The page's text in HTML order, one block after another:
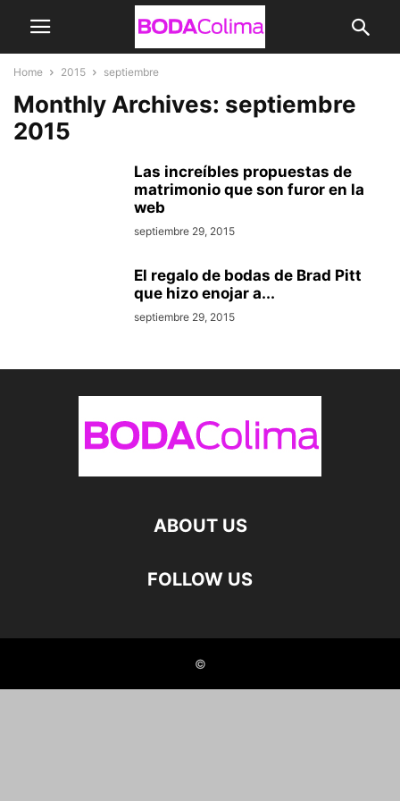
Home 2015 septiembre
Monthly Archives: septiembre
2015
Las increíbles propuestas de
matrimonio que son furor en la
web
septiembre 29, 2015
El regalo de bodas de Brad Pitt
que hizo enojar a...
septiembre 29, 2015
ABOUT US
FOLLOW US
©